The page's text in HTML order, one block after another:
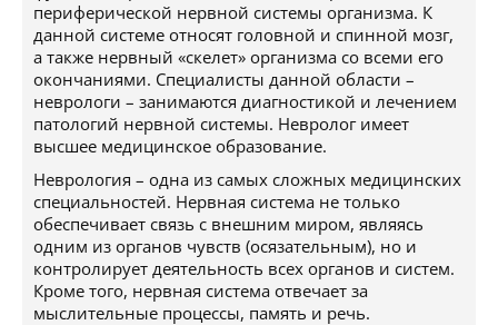
периферической нервной системы организма. К
данной системе относят головной и спинной мозг,
а также нервный «скелет» организма со всеми его
окончаниями. Специалисты данной области –
неврологи – занимаются диагностикой и лечением
патологий нервной системы. Невролог имеет
высшее медицинское образование.
Неврология – одна из самых сложных медицинских
специальностей. Нервная система не только
обеспечивает связь с внешним миром, являясь
одним из органов чувств (осязательным), но и
контролирует деятельность всех органов и систем.
Кроме того, нервная система отвечает за
мыслительные процессы, память и речь.